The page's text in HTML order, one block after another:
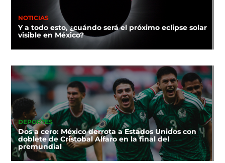
NOTICIAS
Y a todo esto, ¿cuándo será el próximo eclipse solar
visible en México?
DEPORTES
Dos a cero: México derrota a Estados Unidos con
doblete de Cristobal Alfaro en la final del
premundial